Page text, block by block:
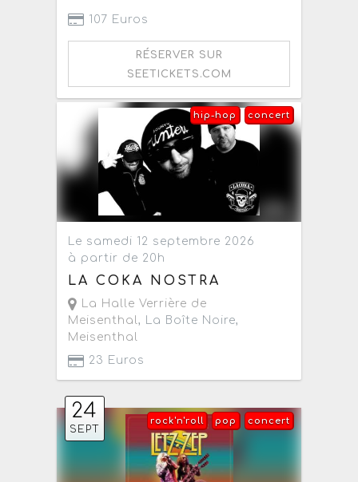
107 Euros
RÉSERVER SUR
SEETICKETS.COM
concert
hip-hop
Le samedi 12 septembre 2026
à partir de 20h
LA COKA NOSTRA
La Halle Verrière de
Meisenthal, La Boîte Noire,
Meisenthal
23 Euros
24
SEPT
concert
pop
rock'n'roll